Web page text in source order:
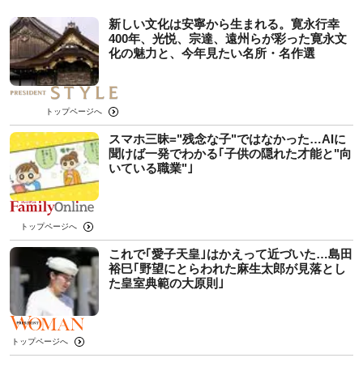
新しい文化は安寧から生まれる。寛永行幸
400年、光悦、宗達、遠州らが彩った寛永文
化の魅力と、今年見たい名所・名作選
トップページへ
スマホ三昧="残念な子"ではなかった…AIに
聞けば一発でわかる｢子供の隠れた才能と"向
いている職業"｣
トップページへ
これで｢愛子天皇｣はかえって近づいた…島田
裕巳｢野望にとらわれた麻生太郎が見落とし
た皇室典範の大原則｣
トップページへ